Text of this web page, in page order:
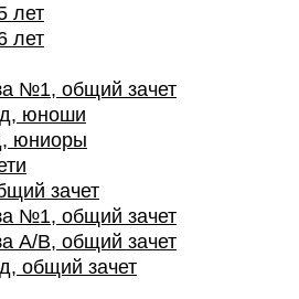
лет
лет
№1, общий зачет
юноши
юниоры
зачет
№1, общий зачет
А/В, общий зачет
общий зачет